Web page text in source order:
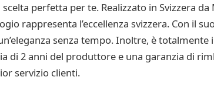
perfetta per te. Realizzato in Svizzera
rappresenta l’eccellenza svizzera. Con il
senza tempo. Inoltre, è
di 2 anni del produttore e una garanzia di
servizio clienti.